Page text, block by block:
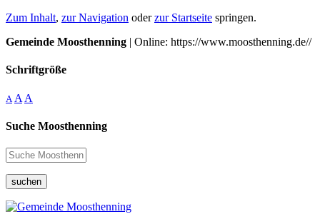
Zum Inhalt, zur Navigation oderzur Startseite springen.
Gemeinde Moosthenning | Online: https://www.moosthenning.de//
Schriftgröße
A A A
Suche Moosthenning
suchen